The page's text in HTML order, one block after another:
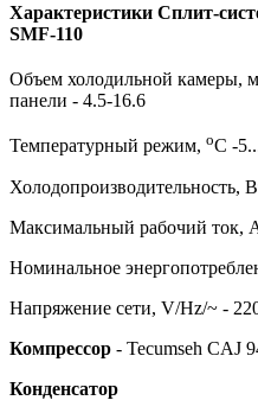
Характеристики Сплит-
SMF-110
Объем холодильной камеры, м
панели - 4.5-16.6
Температурный режим, оС -
Холодопроизводительность,
Максимальный рабочий ток,
Номинальное
Напряжение сети, V/Hz/~ -
Компрессор - Tecumseh CAJ
Конденсатор